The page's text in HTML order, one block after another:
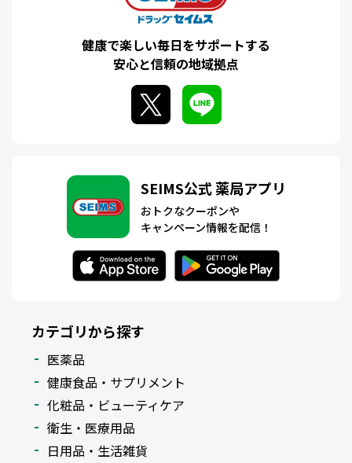
健康で楽しい毎日をサポートする
安心と信頼の地域拠点
SEIMS公式 薬局アプリ
おトクなクーポンや
キャンペーン情報を配信！
カテゴリから探す
医薬品
健康食品・サプリメント
化粧品・ビューティケア
衛生・医療用品
日用品・生活雑貨